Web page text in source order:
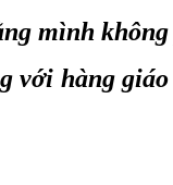
mình
hàng